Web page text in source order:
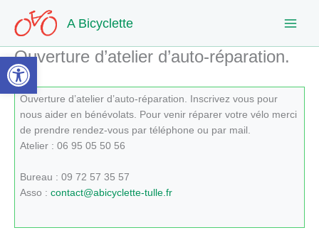
Ouvrir la barre d’outils
contenu
A Bicyclette
Ouverture d’atelier d’auto-réparation.
Ouverture d’atelier d’auto-réparation. Inscrivez vous pour
nous aider en bénévolats. Pour venir réparer votre vélo merci
de prendre rendez-vous par téléphone ou par mail.
Atelier : 06 95 05 50 56
Bureau : 09 72 57 35 57
Asso : contact@abicyclette-tulle.fr